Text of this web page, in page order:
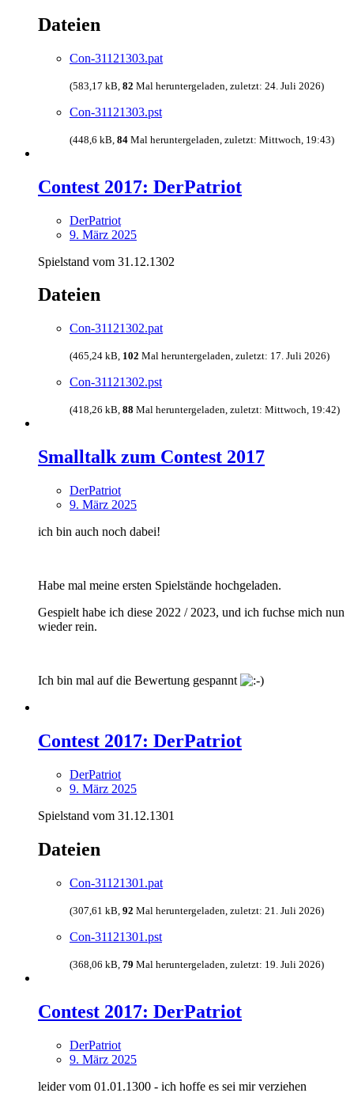
Dateien
Con-31121303.pat
(583,17 kB, 82 Mal heruntergeladen, zuletzt: 24. Juli 2026)
Con-31121303.pst
(448,6 kB, 84 Mal heruntergeladen, zuletzt: Mittwoch, 19:43)
Contest 2017: DerPatriot
DerPatriot
9. März 2025
Spielstand vom 31.12.1302
Dateien
Con-31121302.pat
(465,24 kB, 102 Mal heruntergeladen, zuletzt: 17. Juli 2026)
Con-31121302.pst
(418,26 kB, 88 Mal heruntergeladen, zuletzt: Mittwoch, 19:42)
Smalltalk zum Contest 2017
DerPatriot
9. März 2025
ich bin auch noch dabei!
Habe mal meine ersten Spielstände hochgeladen.
Gespielt habe ich diese 2022 / 2023, und ich fuchse mich nun
wieder rein.
Ich bin mal auf die Bewertung gespannt
Contest 2017: DerPatriot
DerPatriot
9. März 2025
Spielstand vom 31.12.1301
Dateien
Con-31121301.pat
(307,61 kB, 92 Mal heruntergeladen, zuletzt: 21. Juli 2026)
Con-31121301.pst
(368,06 kB, 79 Mal heruntergeladen, zuletzt: 19. Juli 2026)
Contest 2017: DerPatriot
DerPatriot
9. März 2025
leider vom 01.01.1300 - ich hoffe es sei mir verziehen